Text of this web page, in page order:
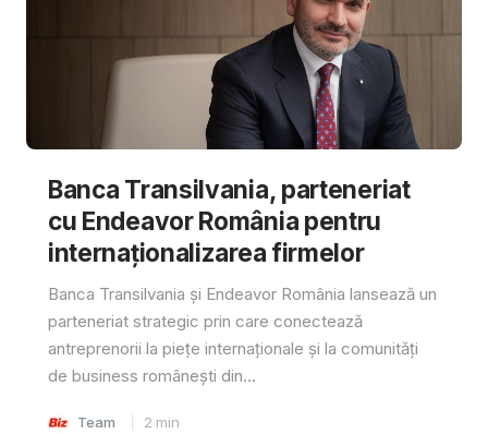
Banca Transilvania, parteneriat
cu Endeavor România pentru
internaționalizarea firmelor
Banca Transilvania și Endeavor România lansează un
parteneriat strategic prin care conectează
antreprenorii la piețe internaționale și la comunități
de business românești din...
Team 2 min